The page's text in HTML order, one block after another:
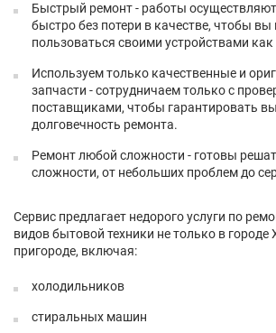
Быстрый ремонт - работы
быстро без потери в качестве, чтобы
пользоваться своими устройствами
Используем только качественные и
запчасти - сотрудничаем только с
поставщиками, чтобы гарантировать
долговечность ремонта.
Ремонт любой сложности - готовы
сложности, от небольших проблем до
Сервис предлагает недорого услуги по
видов бытовой техники не только в городе
пригороде, включая:
холодильников
стиральных машин